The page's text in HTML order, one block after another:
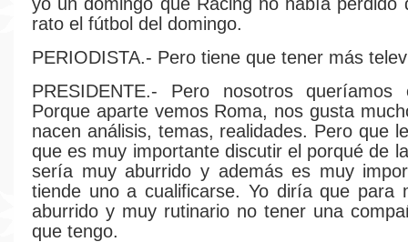
rato el fútbol del domingo.
PERIODISTA.- Pero tiene que tener más
PRESIDENTE.- Pero nosotros queríamos
Porque aparte vemos Roma, nos gusta
nacen análisis, temas, realidades. Pero que
que es muy importante discutir el porqué de
sería muy aburrido y además es muy
tiende uno a cualificarse. Yo diría que para
aburrido y muy rutinario no tener una
que tengo.